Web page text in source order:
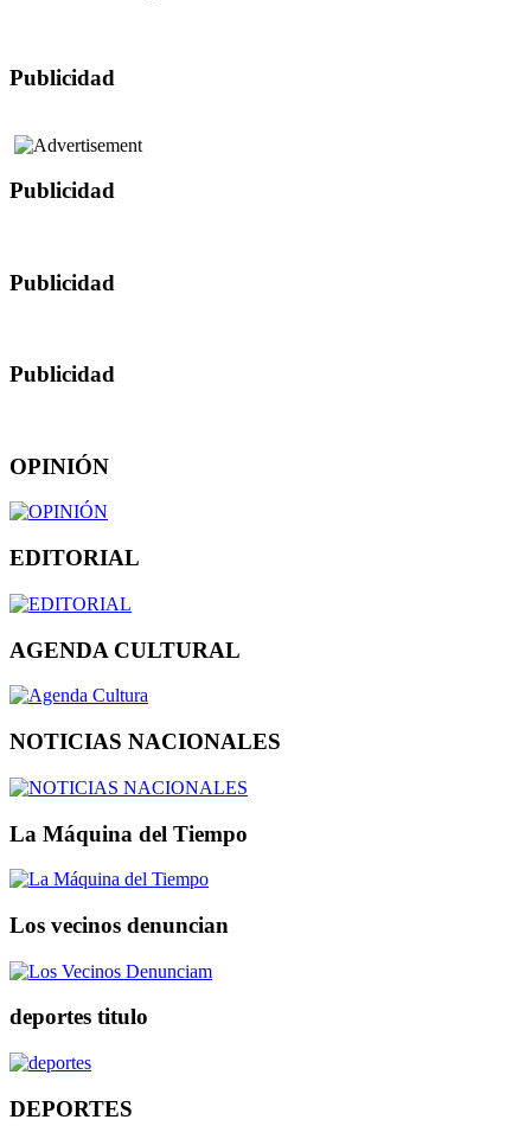
Publicidad
Publicidad
Publicidad
Publicidad
OPINIÓN
EDITORIAL
AGENDA CULTURAL
NOTICIAS NACIONALES
La Máquina del Tiempo
Los vecinos denuncian
deportes titulo
DEPORTES